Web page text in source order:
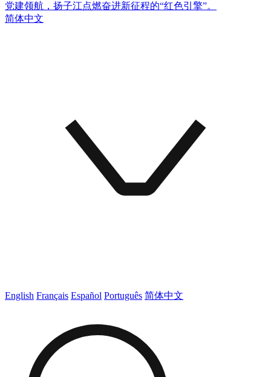
党建领航，扬子江点燃奋进新征程的“红色引擎”。
简体中文
English Français Español Português 简体中文